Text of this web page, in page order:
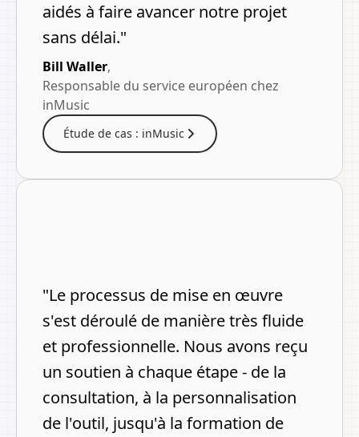
aidés à faire avancer notre projet
sans délai."
Bill Waller,
Responsable du service européen chez
inMusic
Étude de cas : inMusic
"Le processus de mise en œuvre
s'est déroulé de manière très fluide
et professionnelle. Nous avons reçu
un soutien à chaque étape - de la
consultation, à la personnalisation
de l'outil, jusqu'à la formation de